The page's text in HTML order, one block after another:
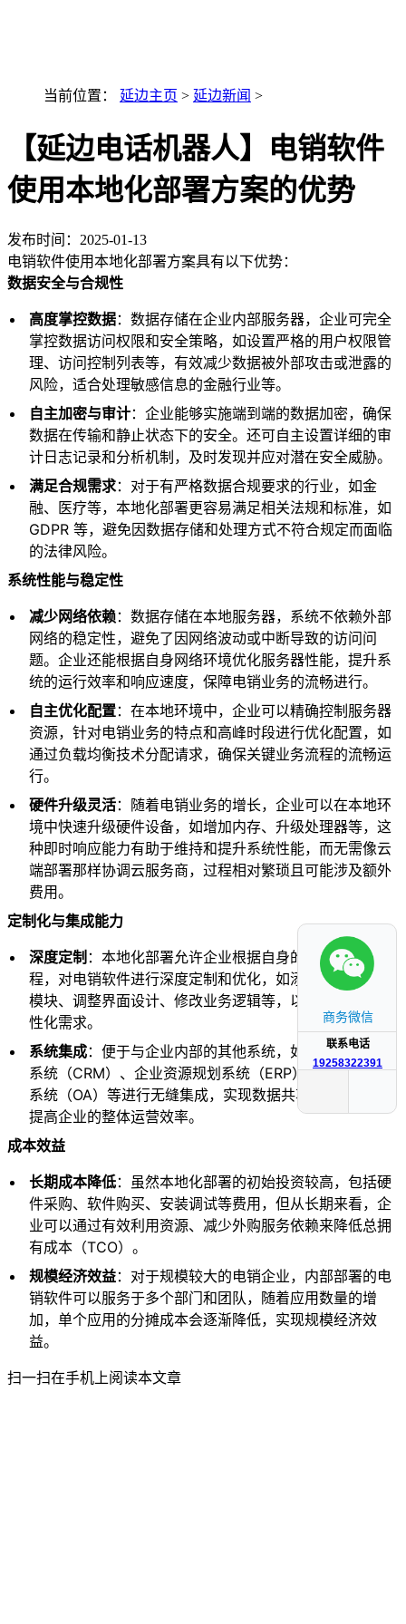
当前位置： 延边主页 > 延边新闻 >
【延边电话机器人】电销软件
使用本地化部署方案的优势
发布时间： 2025-01-13
电销软件使用本地化部署方案具有以下优势：
数据安全与合规性
高度掌控数据：数据存储在企业内部服务器，企业可完全
掌控数据访问权限和安全策略，如设置严格的用户权限管
理、访问控制列表等，有效减少数据被外部攻击或泄露的
风险，适合处理敏感信息的金融行业等。
自主加密与审计：企业能够实施端到端的数据加密，确保
数据在传输和静止状态下的安全。还可自主设置详细的审
计日志记录和分析机制，及时发现并应对潜在安全威胁。
满足合规需求：对于有严格数据合规要求的行业，如金
融、医疗等，本地化部署更容易满足相关法规和标准，如
GDPR 等，避免因数据存储和处理方式不符合规定而面临
的法律风险。
系统性能与稳定性
减少网络依赖：数据存储在本地服务器，系统不依赖外部
网络的稳定性，避免了因网络波动或中断导致的访问问
题。企业还能根据自身网络环境优化服务器性能，提升系
统的运行效率和响应速度，保障电销业务的流畅进行。
自主优化配置：在本地环境中，企业可以精确控制服务器
资源，针对电销业务的特点和高峰时段进行优化配置，如
通过负载均衡技术分配请求，确保关键业务流程的流畅运
行。
硬件升级灵活：随着电销业务的增长，企业可以在本地环
境中快速升级硬件设备，如增加内存、升级处理器等，这
种即时响应能力有助于维持和提升系统性能，而无需像云
端部署那样协调云服务商，过程相对繁琐且可能涉及额外
费用。
定制化与集成能力
深度定制 ：本地化部署允许企业根据自身的业务需求和流
程，对电销软件进行深度定制和优化，如添加特定的功能
模块、调整界面设计、修改业务逻辑等，以满足企业的个
性化需求。
系统集成：便于与企业内部的其他系统，如客户关系管理
系统（CRM）、企业资源规划系统（ERP）、办公自动化
系统（OA）等进行无缝集成，实现数据共享和业务协同，
提高企业的整体运营效率。
成本效益
长期成本降低：虽然本地化部署的初始投资较高，包括硬
件采购、软件购买、安装调试等费用，但从长期来看，企
业可以通过有效利用资源、减少外购服务依赖来降低总拥
有成本（TCO）。
规模经济效益：对于规模较大的电销企业，内部部署的电
销软件可以服务于多个部门和团队，随着应用数量的增
加，单个应用的分摊成本会逐渐降低，实现规模经济效
益。
扫一扫在手机上阅读本文章
商务微信
联系电话
19258322391